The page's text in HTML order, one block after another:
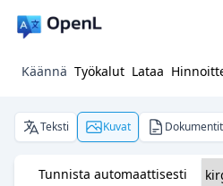
Käännä Työkalut Lataa
Teksti Kuvat Dokumentit
Tunnista automaattisesti